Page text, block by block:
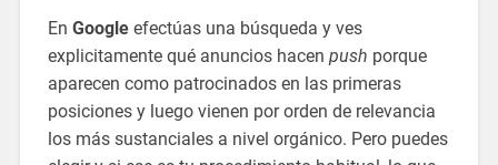
En Googleefectúas una búsqueda y ves
explicitamente qué anuncios hacen push porque
aparecen como patrocinados en las primeras
posiciones y luego vienen por orden de relevancia
los más sustanciales a nivel orgánico. Pero puedes